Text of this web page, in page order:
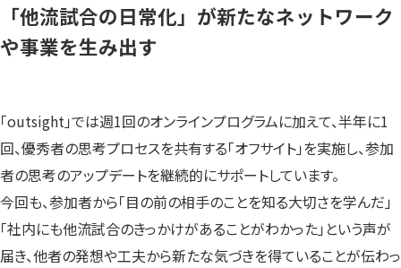
「他流試合の日常化」が新たなネットワーク
や事業を生み出す
「outsight」では週1回のオンラインプログラムに加えて、半年に1
回、優秀者の思考プロセスを共有する「オフサイト」を実施し、参加
者の思考のアップデートを継続的にサポートしています。
今回も、参加者から「目の前の相手のことを知る大切さを学んだ」
「社内にも他流試合のきっかけがあることがわかった」という声が
届き、他者の発想や工夫から新たな気づきを得ていることが伝わっ